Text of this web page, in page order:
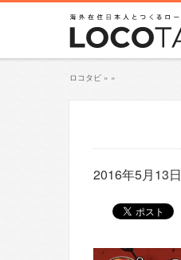
ロコタビ » »
2016年5月13日